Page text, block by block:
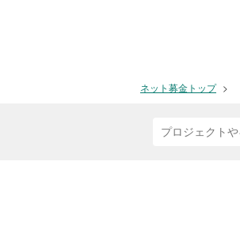
ネット募金トップ